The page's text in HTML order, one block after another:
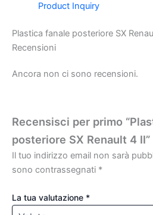
Product Inquiry
Plastica fanale posteriore SX
Recensioni
Ancora non ci sono recensioni.
Recensisci per primo
posteriore SX Renault 4 II”
Il tuo indirizzo email non sarà
sono contrassegnati *
La tua valutazione *